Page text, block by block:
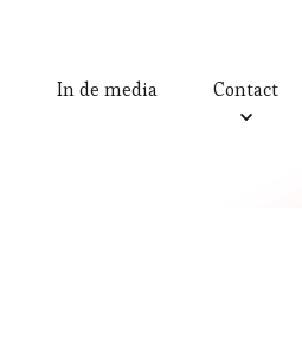
In de media Contact